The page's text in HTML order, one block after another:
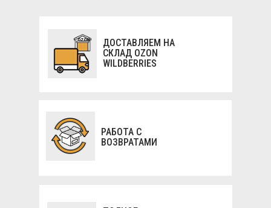
ДОСТАВЛЯЕМ НА
СКЛАД OZON
WILDBERRIES
РАБОТА С
ВОЗВРАТАМИ
OZON